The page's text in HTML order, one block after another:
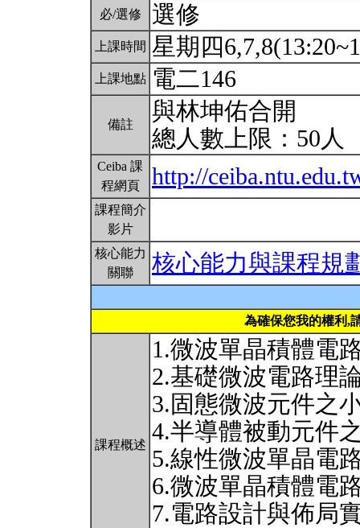
必/選修 選修
上課時間 星期四
上課地點 電二146
備註
與林坤佑合開
總人數上限：50人
Ceiba 課
程網頁
http://
課程簡介
影片
核心能力
關聯
核心能力與課程規
為確保您我的權利,
課程概述
1.微波單晶積體電
2.基礎微波電路理
3.固態微波元件之
4.半導體被動元件
5.線性微波單晶電
6.微波單晶積體電
7.電路設計與佈局